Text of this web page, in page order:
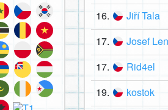
16. Jiří Tala
17. Josef
17. Rid4el
19. kostok